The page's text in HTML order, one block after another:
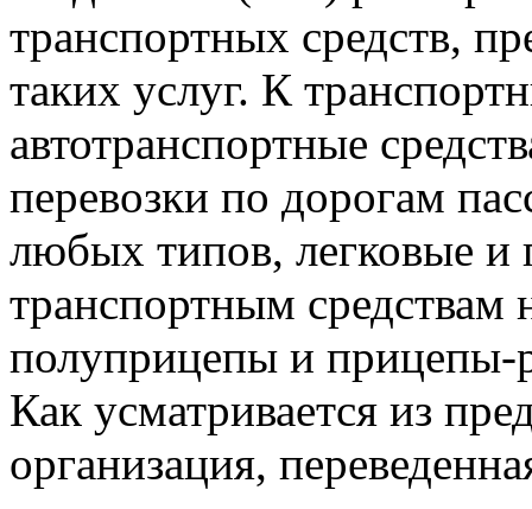
транспортных средств,
таких услуг. К
автотранспортные
перевозки по дорогам
любых типов, легковые и
транспортным средствам
полуприцепы и прицепы-
Как усматривается из
организация,